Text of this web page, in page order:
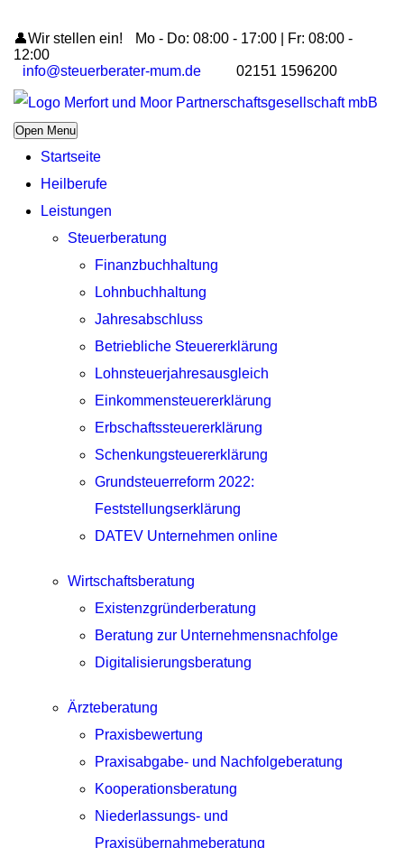
👤Wir stellen ein!
Mo - Do: 08:00 - 17:00 | Fr: 08:00 -
12:00
info@steuerberater-mum.de
02151 1596200
Open Menu
Startseite
Heilberufe
Leistungen
Steuerberatung
Finanzbuchhaltung
Lohnbuchhaltung
Jahresabschluss
Betriebliche Steuererklärung
Lohnsteuerjahresausgleich
Einkommensteuererklärung
Erbschaftssteuererklärung
Schenkungsteuererklärung
Grundsteuerreform 2022:
Feststellungserklärung
DATEV Unternehmen online
Wirtschaftsberatung
Existenzgründerberatung
Beratung zur Unternehmensnachfolge
Digitalisierungsberatung
Ärzteberatung
Praxisbewertung
Praxisabgabe- und Nachfolgeberatung
Kooperationsberatung
Niederlassungs- und
Praxisübernahmeberatung